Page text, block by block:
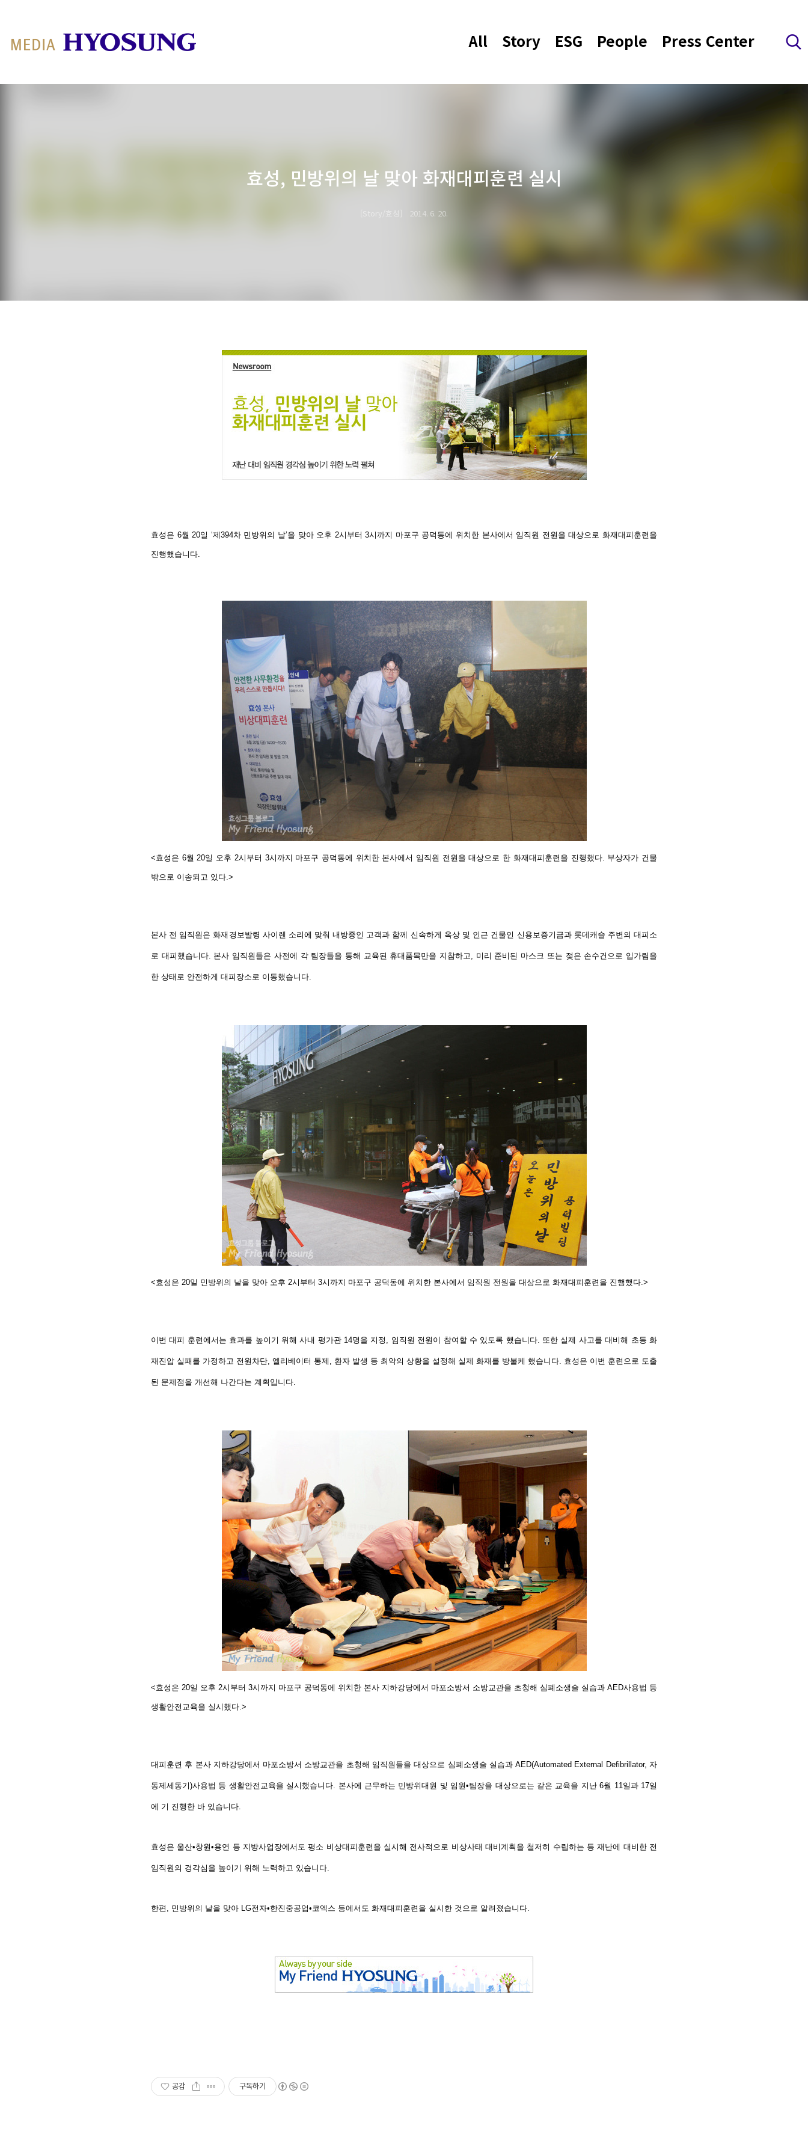
MY FRIEND HYOSUNG All Story ESG People Press Center 검색 레이어 열기
효성, 민방위의 날 맞아 화재대피훈련 실시
Story/효성 2014. 6. 20.
효성은 6월 20일 ‘제394차 민방위의 날’을 맞아 오후 2시부터 3시까지 마포구 공덕동에 위치한 본사에서 임직원 전원을 대상으로 화재대피훈련을
진행했습니다.
<효성은 6월 20일 오후 2시부터 3시까지 마포구 공덕동에 위치한 본사에서 임직원 전원을 대상으로 한 화재대피훈련을 진행했다. 부상자가 건물
밖으로 이송되고 있다.>
본사 전 임직원은 화재경보발령 사이렌 소리에 맞춰 내방중인 고객과 함께 신속하게 옥상 및 인근 건물인 신용보증기금과 롯데캐슬 주변의 대피소
로 대피했습니다. 본사 임직원들은 사전에 각 팀장들을 통해 교육된 휴대품목만을 지참하고, 미리 준비된 마스크 또는 젖은 손수건으로 입가림을
한 상태로 안전하게 대피장소로 이동했습니다.
<효성은 20일 민방위의 날을 맞아 오후 2시부터 3시까지 마포구 공덕동에 위치한 본사에서 임직원 전원을 대상으로 화재대피훈련을 진행했다.>
이번 대피 훈련에서는 효과를 높이기 위해 사내 평가관 14명을 지정, 임직원 전원이 참여할 수 있도록 했습니다. 또한 실제 사고를 대비해 초동 화
재진압 실패를 가정하고 전원차단, 엘리베이터 통제, 환자 발생 등 최악의 상황을 설정해 실제 화재를 방불케 했습니다. 효성은 이번 훈련으로 도출
된 문제점을 개선해 나간다는 계획입니다.
<효성은 20일 오후 2시부터 3시까지 마포구 공덕동에 위치한 본사 지하강당에서 마포소방서 소방교관을 초청해 심폐소생술 실습과 AED사용법 등
생활안전교육을 실시했다.>
대피훈련 후 본사 지하강당에서 마포소방서 소방교관을 초청해 임직원들을 대상으로 심폐소생술 실습과 AED(Automated External Defibrillator, 자
동제세동기)사용법 등 생활안전교육을 실시했습니다. 본사에 근무하는 민방위대원 및 임원•팀장을 대상으로는 같은 교육을 지난 6월 11일과 17일
에 기 진행한 바 있습니다.
효성은 울산•창원•용연 등 지방사업장에서도 평소 비상대피훈련을 실시해 전사적으로 비상사태 대비계획을 철저히 수립하는 등 재난에 대비한 전
임직원의 경각심을 높이기 위해 노력하고 있습니다.
한편, 민방위의 날을 맞아 LG전자•한진중공업•코엑스 등에서도 화재대피훈련을 실시한 것으로 알려졌습니다.
공감 구독하기